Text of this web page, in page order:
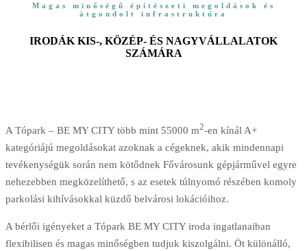
Magas minőségű építészeti megoldások és
átgondolt infrastruktúra
IRODÁK KIS-, KÖZÉP- ÉS NAGYVÁLLALATOK
SZÁMÁRA
A Tópark – BE MY CITY több mint 55000 m2-en kínál A+
kategóriájú megoldásokat azoknak a cégeknek, akik mindennapi
tevékenységük során nem kötődnek Fővárosunk gépjárművel egyre
nehezebben megközelíthető, s az esetek túlnyomó részében komoly
parkolási kihívásokkal küzdő belvárosi lokációihoz.
A bérlői igényeket a Tópark BE MY CITY iroda ingatlanaiban
flexibilisen és magas minőségben tudjuk kiszolgálni. Öt különálló,